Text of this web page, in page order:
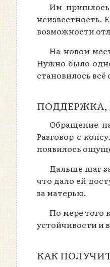
Развитие
Им пришлось
неизвестность.
возможности
На новом
Нужно было
становилось всё
ПОДДЕРЖКА,
Обращение
Разговор с
появилось
Дальше шаг
что дало ей
за матерью.
По мере того
устойчивости и
КАК